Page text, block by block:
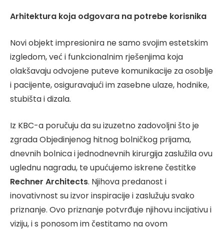
Arhitektura koja odgovara na potrebe korisnika
Novi objekt impresionira ne samo svojim estetskim
izgledom, već i funkcionalnim rješenjima koja
olakšavaju odvojene puteve komunikacije za osoblje
i pacijente, osiguravajući im zasebne ulaze, hodnike,
stubišta i dizala.
Iz KBC-a poručuju da su izuzetno zadovoljni što je
zgrada Objedinjenog hitnog bolničkog prijama,
dnevnih bolnica i jednodnevnih kirurgija zaslužila ovu
uglednu nagradu, te upućujemo iskrene čestitke
Rechner Architects. Njihova predanost i
inovativnost su izvor inspiracije i zaslužuju svako
priznanje. Ovo priznanje potvrđuje njihovu incijativu i
viziju, i s ponosom im čestitamo na ovom